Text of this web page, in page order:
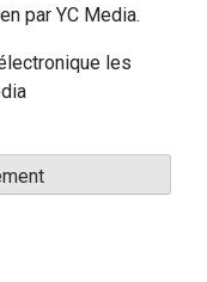
par YC Media.
les